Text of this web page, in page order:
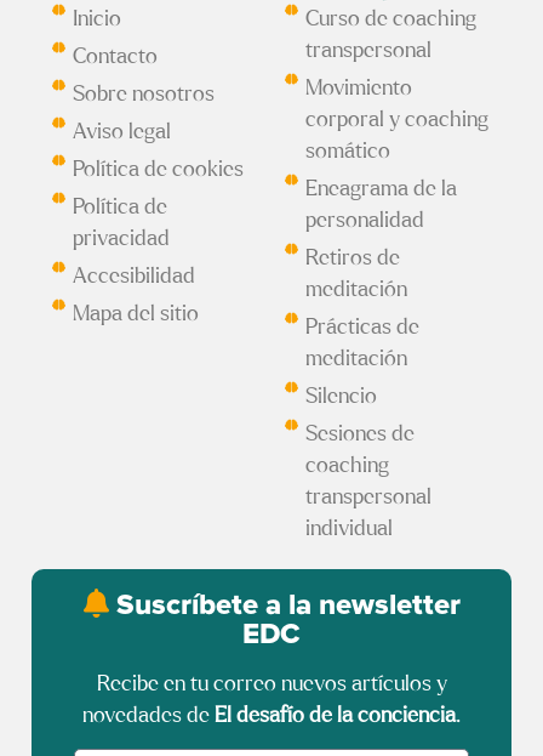
Inicio
Contacto
Sobre nosotros
Aviso legal
Política de cookies
Política de
privacidad
Accesibilidad
Mapa del sitio
Curso de coaching
transpersonal
Movimiento
corporal y coaching
somático
Eneagrama de la
personalidad
Retiros de
meditación
Prácticas de
meditación
Silencio
Sesiones de
coaching
transpersonal
individual
Suscríbete a la newsletter
EDC
Recibe en tu correo nuevos artículos y
novedades de El desafío de la conciencia.